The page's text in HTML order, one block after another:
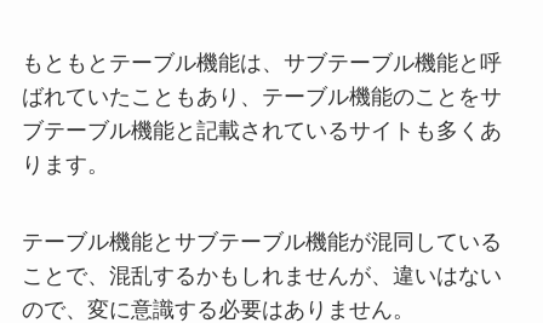
もともとテーブル機能は、サブテーブル機能と呼
ばれていたこともあり、テーブル機能のことをサ
ブテーブル機能と記載されているサイトも多くあ
ります。
テーブル機能とサブテーブル機能が混同している
ことで、混乱するかもしれませんが、違いはない
ので、変に意識する必要はありません。